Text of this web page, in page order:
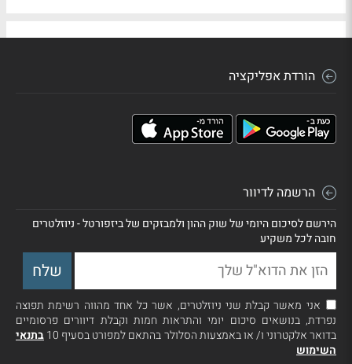
הורדת אפליקציה
הרשמה לדיוור
הירשם לסיכום היומי של שוק ההון ולמבזקים של ביזפורטל - ניוזלטרים
חובה לכל משקיע
אני מאשר קבלת שני ניוזלטרים, אשר כל אחד מהווה רשימת תפוצה
נפרדת, בנושאים סיכום יומי והתראות חמות וקבלת דיוורים פרסומיים
בדואר אלקטרוני ו/ או באמצעות הסלולר בהתאם למפורט בסעיף 10
בתנאי
השימוש